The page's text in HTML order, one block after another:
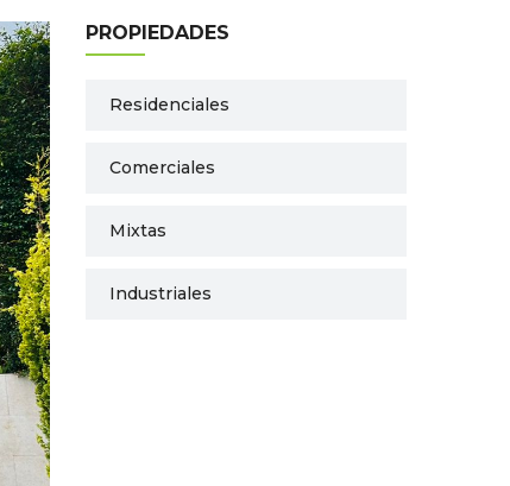
PROPIEDADES
Residenciales
Comerciales
Mixtas
Industriales